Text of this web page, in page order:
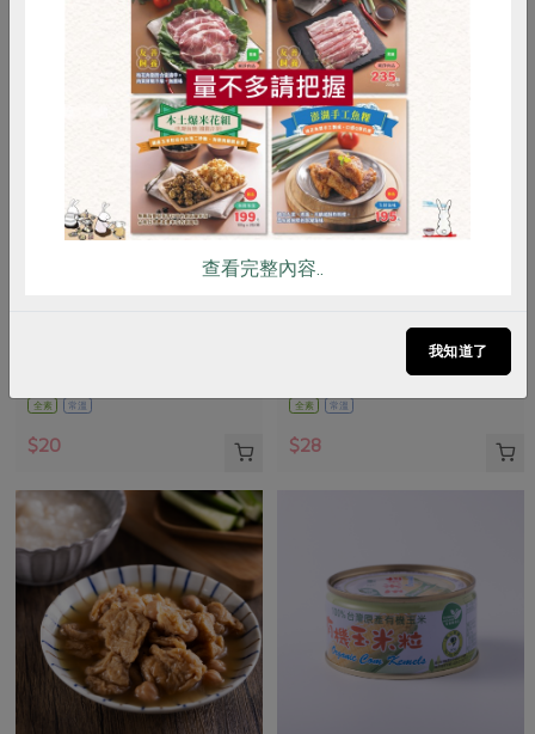
全素 常溫
$20
青葉食品工業股份有限公司
160公克(含固形量100公克)
全素 常溫
$28
RPET 食譜 減硝酸鹽
雞蛋 食安 共同購買
查看完整內容..
我知道了